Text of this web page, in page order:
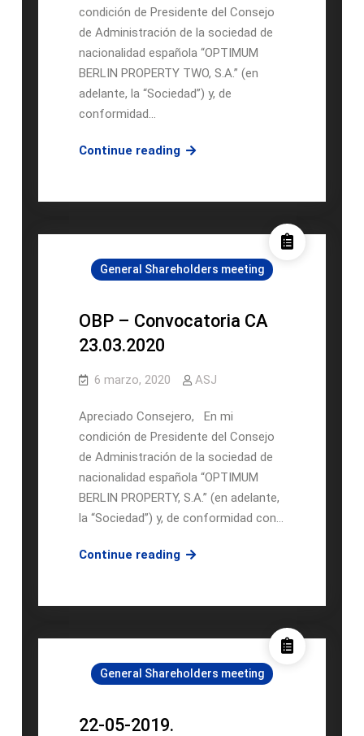
condición de Presidente del Consejo
de Administración de la sociedad de
nacionalidad española “OPTIMUM
BERLIN PROPERTY TWO, S.A.” (en
adelante, la “Sociedad”) y, de
conformidad…
Continue readingOBP
CA
General Shareholders meeting
OBP – Convocatoria CA
23.03.2020
6 marzo, 2020 ASJ
Apreciado Consejero, En mi
condición de Presidente del Consejo
de Administración de la sociedad de
nacionalidad española “OPTIMUM
BERLIN PROPERTY, S.A.” (en adelante,
la “Sociedad”) y, de conformidad con…
Continue readingOBP
23.03.2020
General Shareholders meeting
22-05-2019.